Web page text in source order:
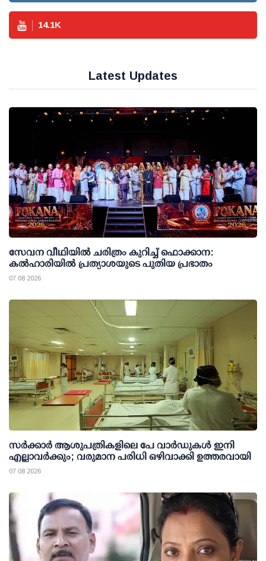
14.1K
Latest Updates
സേവന വീഥിയില്‍ ചരിത്രം കുറിച്ച് ഫൊക്കാന:
കല്‍ഹാരിയില്‍ പ്രത്യാശയുടെ പുതിയ പ്രഭാതം
07 08 2026
സര്‍ക്കാര്‍ ആശുപത്രികളിലെ പേ വാര്‍ഡുകള്‍ ഇനി
എല്ലാവര്‍ക്കും; വരുമാന പരിധി ഒഴിവാക്കി ഉത്തരവായി
07 08 2026